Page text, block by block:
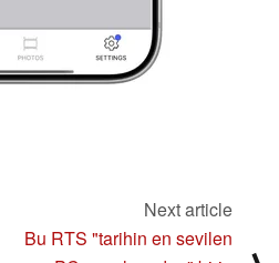
Next article
Bu RTS "tarihin en sevilen